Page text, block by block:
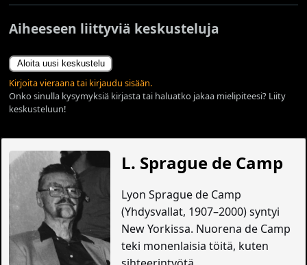
Aiheeseen liittyviä keskusteluja
Aloita uusi keskustelu
Kirjoita vieraana tai kirjaudu sisään.
Onko sinulla kysymyksiä kirjasta tai haluatko jakaa mielipiteesi? Liity
keskusteluun!
L. Sprague de Camp
Lyon Sprague de Camp
(Yhdysvallat, 1907–2000) syntyi
New Yorkissa. Nuorena de Camp
teki monenlaisia töitä, kuten